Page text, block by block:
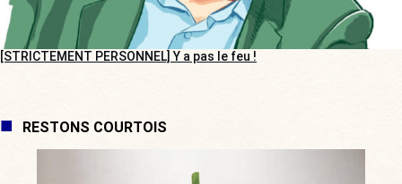
[STRICTEMENT PERSONNEL] Y a pas le feu !
RESTONS COURTOIS